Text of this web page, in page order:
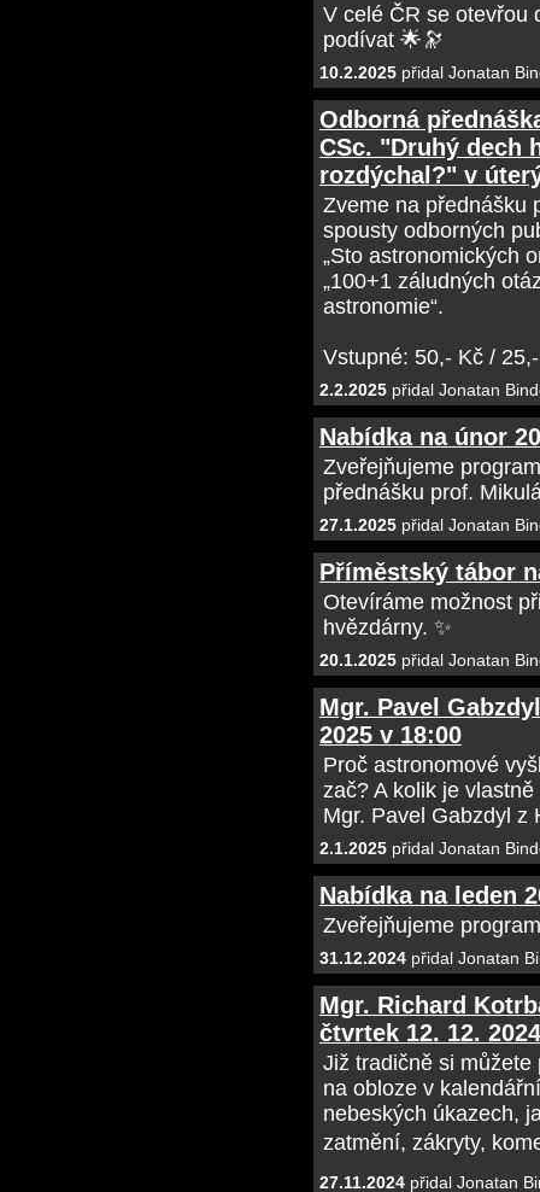
V celé ČR se otevřou
podívat 🌟🔭
10.2.2025 přidal Jonatan
Odborná
CSc. "Druhý dech
rozdýchal?" v
Zveme na přednášku
spousty odborných
„Sto astronomických
„100+1 záludných
astronomie“.
Vstupné: 50,- Kč /
2.2.2025 přidal Jonatan
Nabídka na únor
Zveřejňujeme
přednášku prof.
27.1.2025 přidal Jonatan
Příměstský tábor
Otevíráme možnost
hvězdárny. ✨
20.1.2025 přidal Jonatan
Mgr. Pavel
2025 v 18:00
Proč astronomové
zač? A kolik je
Mgr. Pavel Gabzdyl z
2.1.2025 přidal Jonatan
Nabídka na leden
Zveřejňujeme
31.12.2024 přidal Jonatan
Mgr. Richard
čtvrtek 12. 12.
Již tradičně si
na obloze v
nebeských úkazech,
zatmění, zákryty,
27.11.2024 přidal Jonatan